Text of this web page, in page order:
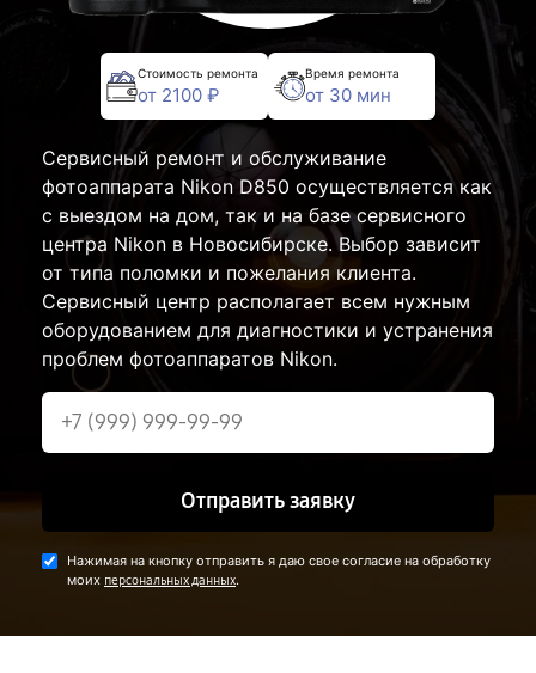
Стоимость ремонта
от 2100 ₽
Время ремонта
от 30 мин
Сервисный ремонт и обслуживание
фотоаппарата Nikon D850 осуществляется как
с выездом на дом, так и на базе сервисного
центра Nikon в Новосибирске. Выбор зависит
от типа поломки и пожелания клиента.
Сервисный центр располагает всем нужным
оборудованием для диагностики и устранения
проблем фотоаппаратов Nikon.
Отправить заявку
Нажимая на кнопку отправить я даю свое согласие на обработку
моих персональных данных.